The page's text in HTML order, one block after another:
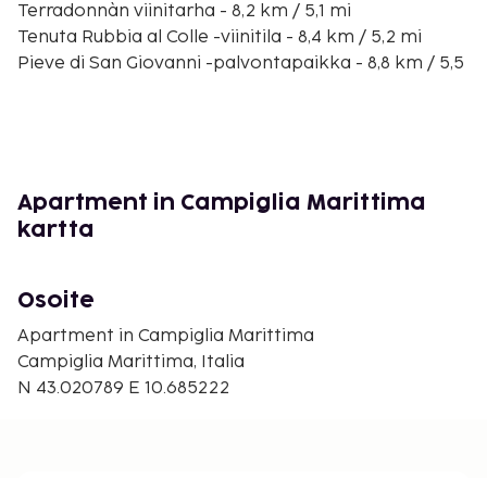
Terradonnàn viinitarha - 8,2 km / 5,1 mi
Tenuta Rubbia al Colle -viinitila - 8,4 km / 5,2 mi
Pieve di San Giovanni -palvontapaikka - 8,8 km / 5,5
/ 6,5 mi
San Silvestron arkeologinen kaivospuisto - 11,3 km /
Spiaggia Pascià Glamin ranta - 13 km / 8,1 mi
Ex Tony's - 13,4 km / 8,3 mi
Parco di Rimigliano - 14,9 km / 9,3 mi
Lähin suuri lentokenttä on Portoferraio (EBA-
Apartment in Campiglia Marittima
kartta
Osoite
Apartment in Campiglia Marittima
Campiglia Marittima, Italia
N 43.020789 E 10.685222